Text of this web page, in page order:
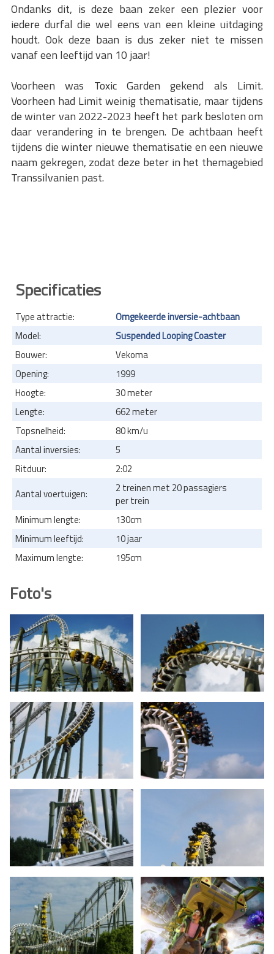
Ondanks dit, is deze baan zeker een plezier voor
iedere durfal die wel eens van een kleine uitdaging
houdt. Ook deze baan is dus zeker niet te missen
vanaf een leeftijd van 10 jaar!
Voorheen was Toxic Garden gekend als Limit.
Voorheen had Limit weinig thematisatie, maar tijdens
de winter van 2022-2023 heeft het park besloten om
daar verandering in te brengen. De achtbaan heeft
tijdens die winter nieuwe thematisatie en een nieuwe
naam gekregen, zodat deze beter in het themagebied
Transsilvanien past.
Specificaties
Type attractie:
Omgekeerde inversie-achtbaan
Model:
Suspended Looping Coaster
Bouwer:
Vekoma
Opening:
1999
Hoogte:
30 meter
Lengte:
662 meter
Topsnelheid:
80 km/u
Aantal inversies:
5
Ritduur:
2:02
Aantal voertuigen:
2 treinen met 20 passagiers
per trein
Minimum lengte:
130cm
Minimum leeftijd:
10 jaar
Maximum lengte:
195cm
Foto's